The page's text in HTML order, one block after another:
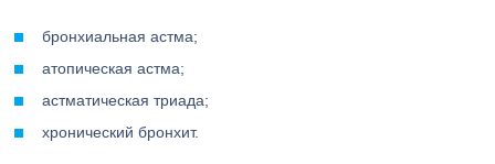
бронхиальная астма;
атопическая астма;
астматическая триада;
хронический бронхит.